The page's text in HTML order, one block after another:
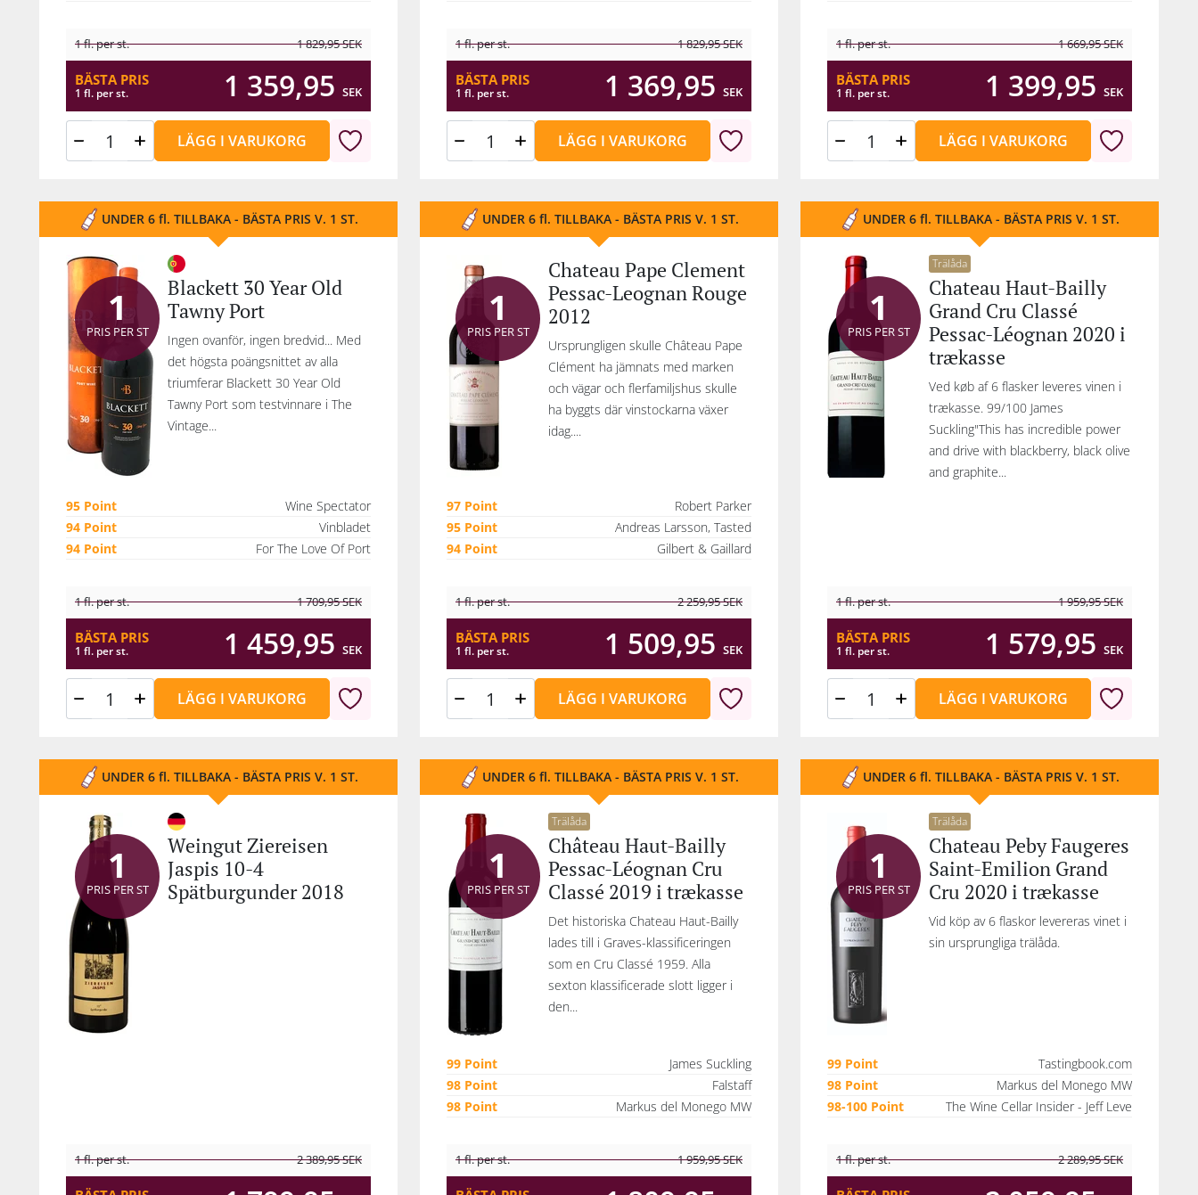
1 fl. per st. 1 829,95SEK
BÄSTA PRIS
1 fl. per st. 1 359,95 SEK
LÄGG I VARUKORG
1 fl. per st. 1 829,95SEK
BÄSTA PRIS
1 fl. per st. 1 369,95 SEK
LÄGG I VARUKORG
1 fl. per st. 1 669,95SEK
BÄSTA PRIS
1 fl. per st. 1 399,95 SEK
LÄGG I VARUKORG
UNDER 6 fl. TILLBAKA - BÄSTA PRIS V. 1 ST.
1
PRIS PER ST
Blackett 30 Year Old
Tawny Port
Ingen ovanför, ingen bredvid... Med
det högsta poängsnittet av alla
triumferar Blackett 30 Year Old
Tawny Port som testvinnare i The
Vintage...
95 Point
Wine Spectator
94 Point
Vinbladet
94 Point
For The Love Of Port
1 fl. per st. 1 709,95SEK
BÄSTA PRIS
1 fl. per st. 1 459,95 SEK
LÄGG I VARUKORG
UNDER 6 fl. TILLBAKA - BÄSTA PRIS V. 1 ST.
1
PRIS PER ST
Chateau Pape Clement
Pessac-Leognan Rouge
2012
Ursprungligen skulle Château Pape
Clément ha jämnats med marken
och vägar och flerfamiljshus skulle
ha byggts där vinstockarna växer
idag....
97 Point
Robert Parker
95 Point
Andreas Larsson, Tasted
94 Point
Gilbert & Gaillard
1 fl. per st. 2 259,95SEK
BÄSTA PRIS
1 fl. per st. 1 509,95 SEK
LÄGG I VARUKORG
UNDER 6 fl. TILLBAKA - BÄSTA PRIS V. 1 ST.
1
PRIS PER ST
Trälåda
Chateau Haut-Bailly
Grand Cru Classé
Pessac-Léognan 2020 i
trækasse
Ved køb af 6 flasker leveres vinen i
trækasse. 99/100 James
Suckling"This has incredible power
and drive with blackberry, black olive
and graphite...
1 fl. per st. 1 959,95SEK
BÄSTA PRIS
1 fl. per st. 1 579,95 SEK
LÄGG I VARUKORG
UNDER 6 fl. TILLBAKA - BÄSTA PRIS V. 1 ST.
1
PRIS PER ST
Weingut Ziereisen
Jaspis 10-4
Spätburgunder 2018
1 fl. per st. 2 389,95SEK
UNDER 6 fl. TILLBAKA - BÄSTA PRIS V. 1 ST.
1
PRIS PER ST
Trälåda
Château Haut-Bailly
Pessac-Léognan Cru
Classé 2019 i trækasse
Det historiska Chateau Haut-Bailly
lades till i Graves-klassificeringen
som en Cru Classé 1959. Alla
sexton klassificerade slott ligger i
den...
99 Point
James Suckling
98 Point
Falstaff
98 Point
Markus del Monego MW
1 fl. per st. 1 959,95SEK
UNDER 6 fl. TILLBAKA - BÄSTA PRIS V. 1 ST.
1
PRIS PER ST
Trälåda
Chateau Peby Faugeres
Saint-Emilion Grand
Cru 2020 i trækasse
Vid köp av 6 flaskor levereras vinet i
sin ursprungliga trälåda.
99 Point
Tastingbook.com
98 Point
Markus del Monego MW
98-100 Point
The Wine Cellar Insider - Jeff Leve
1 fl. per st. 2 289,95SEK